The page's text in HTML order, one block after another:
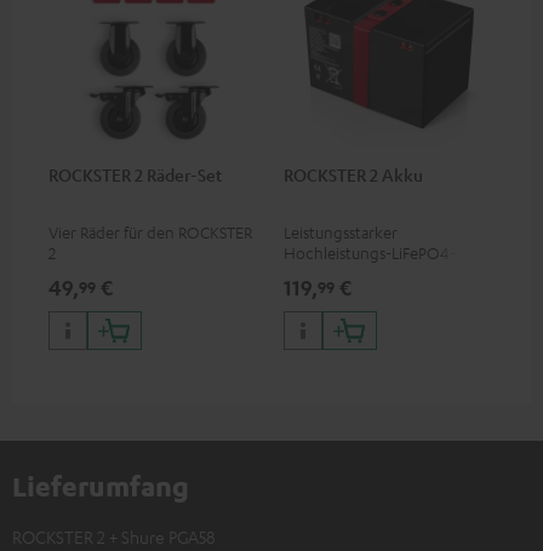
ROCKSTER 2 Räder-Set
Vier Räder für den ROCKSTER
2
49,99 €
ROCKSTER 2 Akku
Leistungsstarker
Hochleistungs-LiFePO4-Akku
ROCKSTER 2
119,99 €
Lieferumfang
ROCKSTER 2 + Shure PGA58